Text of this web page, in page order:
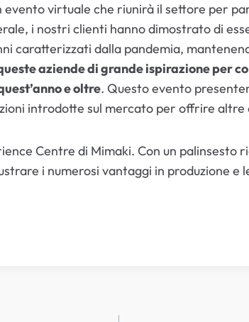
virtuale che riunirà il settore per
i nostri clienti hanno dimostrato di
caratterizzati dalla pandemia,
aziende di grande ispirazione per
e oltre. Questo evento
introdotte sul mercato per offrire altre
Centre di Mimaki. Con un palinsesto
i numerosi vantaggi in produzione e